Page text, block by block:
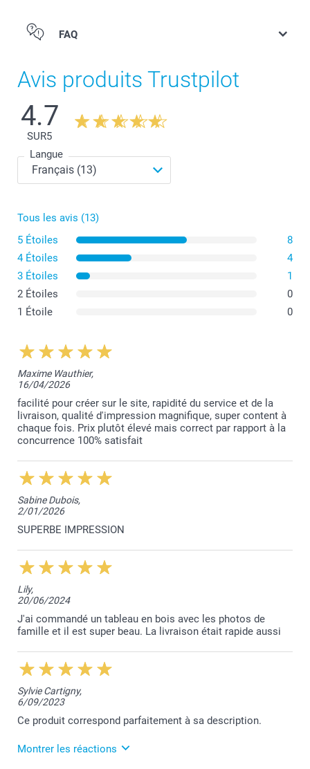
FAQ
Avis produits Trustpilot
4.7
SUR5
Langue
Tous les avis (13)
5 Étoiles
8
4 Étoiles
4
3 Étoiles
1
2 Étoiles
0
1 Étoile
0
Maxime Wauthier,
16/04/2026
facilité pour créer sur le site, rapidité du service et de la
livraison, qualité d'impression magnifique, super content à
chaque fois. Prix plutôt élevé mais correct par rapport à la
concurrence 100% satisfait
Sabine Dubois,
2/01/2026
SUPERBE IMPRESSION
Lily,
20/06/2024
J'ai commandé un tableau en bois avec les photos de
famille et il est super beau. La livraison était rapide aussi
Sylvie Cartigny,
6/09/2023
Ce produit correspond parfaitement à sa description.
Montrer les réactions